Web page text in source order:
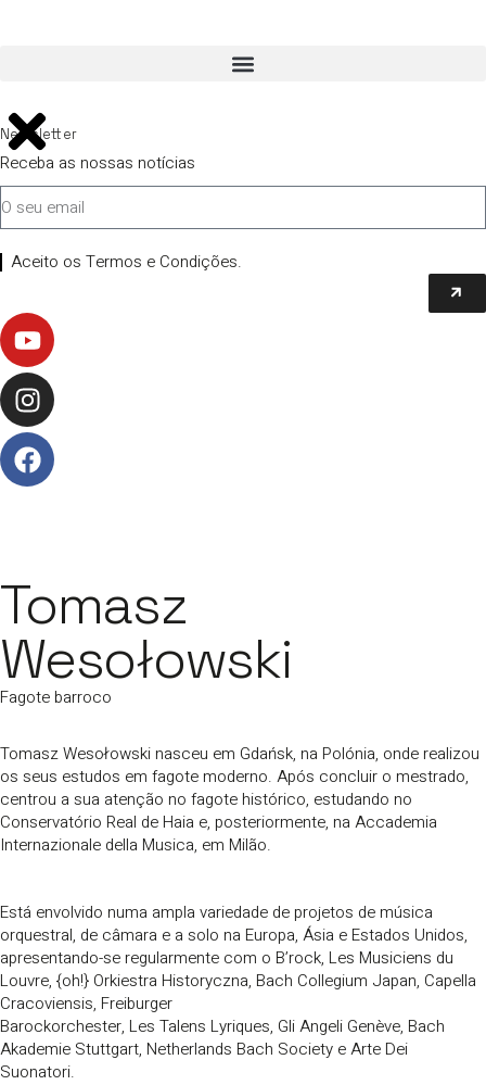
Newsletter
Receba as nossas notícias
Aceito os Termos e Condições.
Tomasz
Wesołowski
Fagote barroco
Tomasz Wesołowski nasceu em Gdańsk, na Polónia, onde realizou
os seus estudos em fagote moderno. Após concluir o mestrado,
centrou a sua atenção no fagote histórico, estudando no
Conservatório Real de Haia e, posteriormente, na Accademia
Internazionale della Musica, em Milão.
Está envolvido numa ampla variedade de projetos de música
orquestral, de câmara e a solo na Europa, Ásia e Estados Unidos,
apresentando-se regularmente com o B’rock, Les Musiciens du
Louvre, {oh!} Orkiestra Historyczna, Bach Collegium Japan, Capella
Cracoviensis, Freiburger
Barockorchester, Les Talens Lyriques, Gli Angeli Genève, Bach
Akademie Stuttgart, Netherlands Bach Society e Arte Dei
Suonatori.